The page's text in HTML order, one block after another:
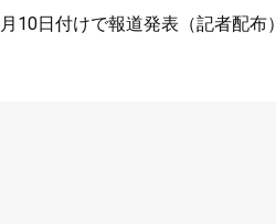
日付けで報道発表（記者配布）